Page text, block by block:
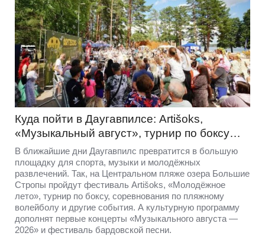
Куда пойти в Даугавпилсе: Artišoks,
«Музыкальный август», турнир по боксу…
В ближайшие дни Даугавпилс превратится в большую
площадку для спорта, музыки и молодёжных
развлечений. Так, на Центральном пляже озера Большие
Стропы пройдут фестиваль Artišoks, «Молодёжное
лето», турнир по боксу, соревнования по пляжному
волейболу и другие события. А культурную программу
дополнят первые концерты «Музыкального августа —
2026» и фестиваль бардовской песни.